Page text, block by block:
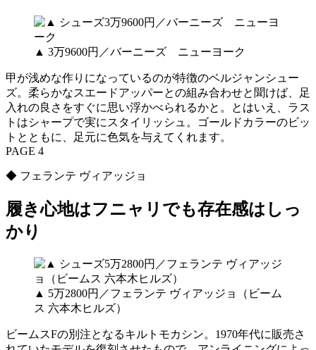
▲ 3万9600円／バーニーズ ニューヨーク
甲が浅めな作りになっているのが特徴のベルジャンシュー
ズ。柔らかなスエードアッパーとの組み合わせと聞けば、足
入れの良さをすぐに思い浮かべられるかと。とはいえ、ラス
トはシャープで実にスタイリッシュ。ゴールドカラーのビッ
トとともに、足元に色気を与えてくれます。
PAGE 4
◆ フェランテ ヴィアッジョ
履き心地はフニャリでも存在感はしっ
かり
▲ 5万2800円／フェランテ ヴィアッジョ（ビーム
ス 六本木ヒルズ）
ビームスFの別注となるキルトモカシン。1970年代に販売さ